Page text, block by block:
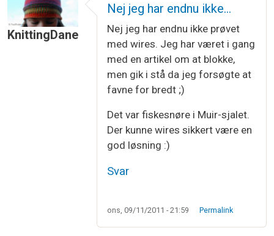
KnittingDane
Nej jeg har endnu ikke…
Nej jeg har endnu ikke prøvet
med wires. Jeg har været i gang
med en artikel om at blokke,
men gik i stå da jeg forsøgte at
favne for bredt ;)
Det var fiskesnøre i Muir-sjalet.
Der kunne wires sikkert være en
god løsning :)
Svar
ons, 09/11/2011 - 21:59 Permalink